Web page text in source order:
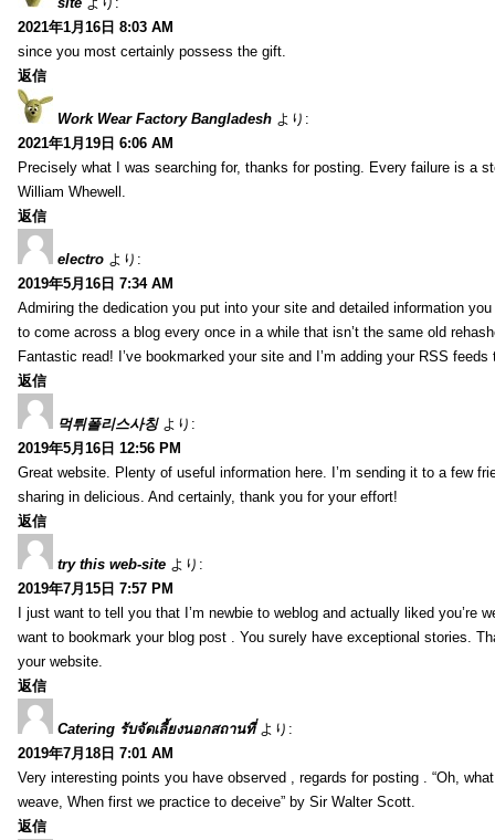
2021年1月16日 8:03 AM
since you most certainly possess the gift.
返信
Work Wear Factory Bangladesh より:
2021年1月19日 6:06 AM
Precisely what I was searching for, thanks for posting. Every failure is a
William Whewell.
返信
electro より:
2019年5月16日 7:34 AM
Admiring the dedication you put into your site and detailed information you
to come across a blog every once in a while that isn’t the same old
Fantastic read! I’ve bookmarked your site and I’m adding your RSS
返信
먹튀폴리스사칭 より:
2019年5月16日 12:56 PM
Great website. Plenty of useful information here. I’m sending it to a few
sharing in delicious. And certainly, thank you for your effort!
返信
try this web-site より:
2019年7月15日 7:57 PM
I just want to tell you that I’m newbie to weblog and actually liked you’re
want to bookmark your blog post . You surely have exceptional stories.
your website.
返信
Catering รับจัดเลี้ยงนอกสถานที่ より:
2019年7月18日 7:01 AM
Very interesting points you have observed , regards for posting . “Oh,
weave, When first we practice to deceive” by Sir Walter Scott.
返信